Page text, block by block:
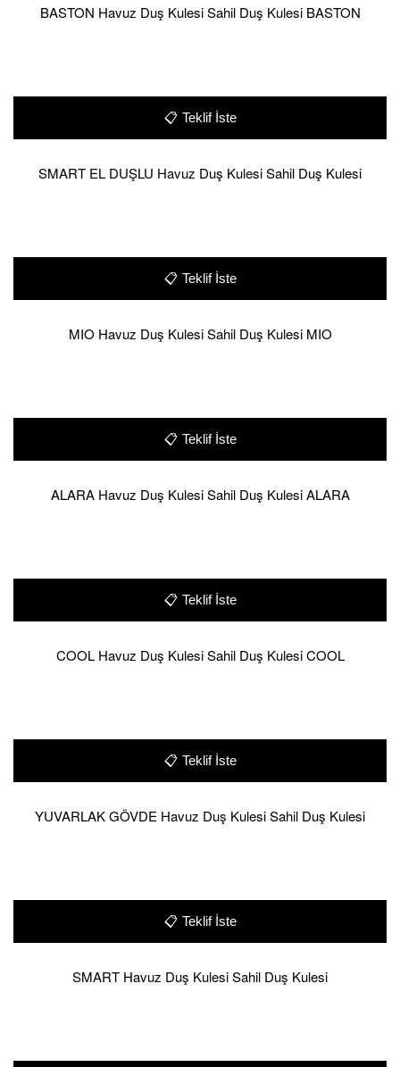
BASTON Havuz Duş Kulesi Sahil Duş Kulesi BASTON
📋 Teklif İste
SMART EL DUŞLU Havuz Duş Kulesi Sahil Duş Kulesi
📋 Teklif İste
MIO Havuz Duş Kulesi Sahil Duş Kulesi MIO
📋 Teklif İste
ALARA Havuz Duş Kulesi Sahil Duş Kulesi ALARA
📋 Teklif İste
COOL Havuz Duş Kulesi Sahil Duş Kulesi COOL
📋 Teklif İste
YUVARLAK GÖVDE Havuz Duş Kulesi Sahil Duş Kulesi
📋 Teklif İste
SMART Havuz Duş Kulesi Sahil Duş Kulesi